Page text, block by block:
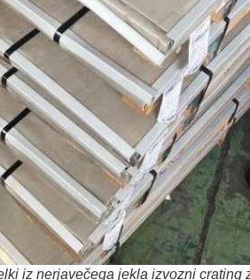
iz nerjavečega jekla izvozni crating